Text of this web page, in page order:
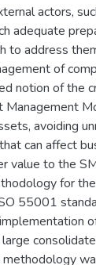
actors,
adequate
to address
of
notion of the
avoiding
can affect
value to the
for
55001